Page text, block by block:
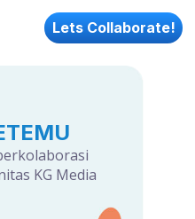
Lets Collaborate!
KG Media